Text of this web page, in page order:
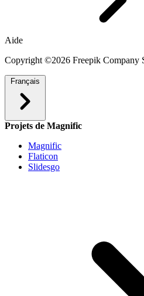
Aide
Copyright ©2026 Freepik Company
Français
Projets de Magnific
Magnific
Flaticon
Slidesgo